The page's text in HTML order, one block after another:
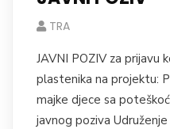
TRA
JAVNI POZIV za prijavu
plastenika na projektu:
majke djece sa
javnog poziva